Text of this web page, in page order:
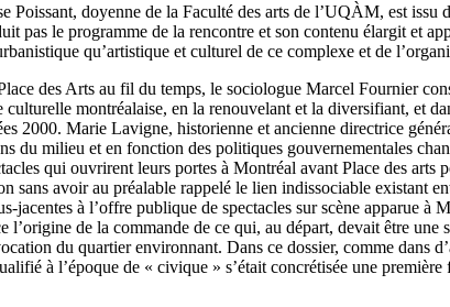
doyenne de la Faculté des arts de l’UQÀM, est
pas le programme de la rencontre et son contenu élargit et
qu’artistique et culturel de ce complexe et de
des Arts au fil du temps, le sociologue Marcel Fournier
montréalaise, en la renouvelant et la diversifiant, et
2000. Marie Lavigne, historienne et ancienne directrice
du milieu et en fonction des politiques gouvernementales
qui ouvrirent leurs portes à Montréal avant Place des
avoir au préalable rappelé le lien indissociable existant
jacentes à l’offre publique de spectacles sur scène apparue
de la commande de ce qui, au départ, devait être une
du quartier environnant. Dans ce dossier, comme dans
à l’époque de « civique » s’était concrétisée une